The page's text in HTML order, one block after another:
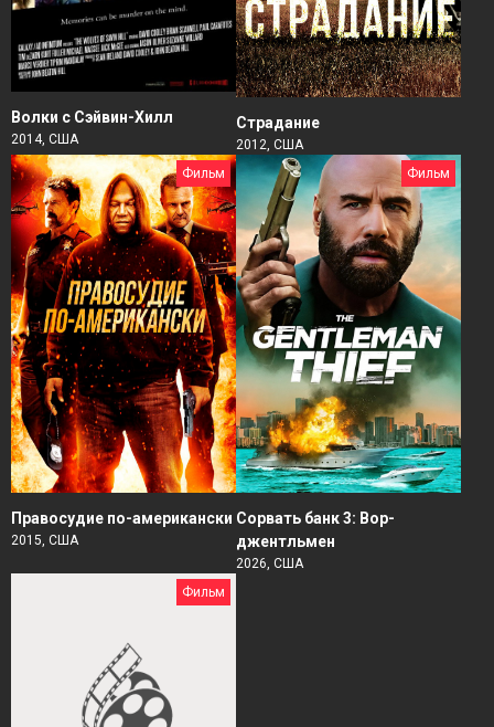
Волки с Сэйвин-Хилл
2014, США
Страдание
2012, США
Фильм
Правосудие по-американски
2015, США
Фильм
Сорвать банк 3: Вор-
джентльмен
2026, США
Фильм